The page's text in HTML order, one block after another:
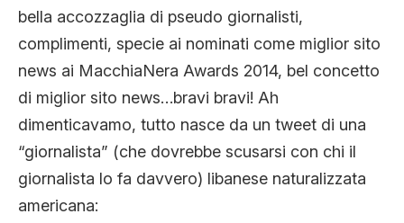
bella accozzaglia di pseudo giornalisti,
complimenti, specie ai nominati come miglior sito
news ai MacchiaNera Awards 2014, bel concetto
di miglior sito news…bravi bravi! Ah
dimenticavamo, tutto nasce da un tweet di una
“giornalista” (che dovrebbe scusarsi con chi il
giornalista lo fa davvero) libanese naturalizzata
americana: